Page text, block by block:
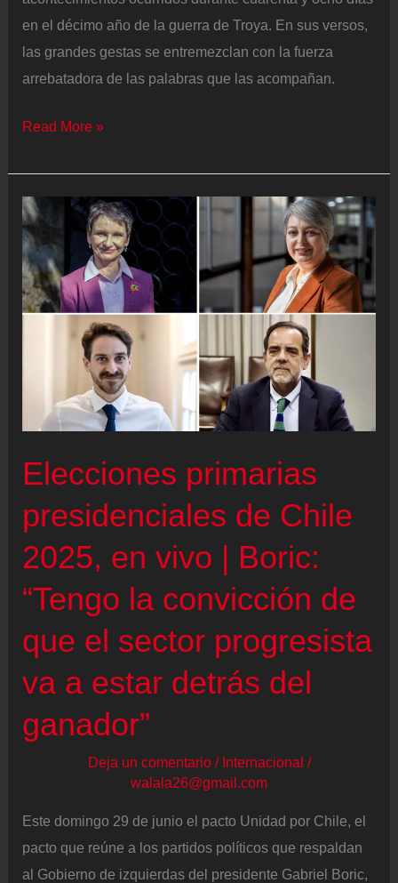
en el décimo año de la guerra de Troya. En sus versos,
las grandes gestas se entremezclan con la fuerza
arrebatadora de las palabras que las acompañan.
Ver
los
ojos
del
otro:
lecciones
desde
Read More »
Elecciones primarias
presidenciales de Chile
2025, en vivo | Boric:
“Tengo la convicción de
que el sector progresista
va a estar detrás del
ganador”
Deja un comentario / Internacional /
walala26@gmail.com
Este domingo 29 de junio el pacto Unidad por Chile, el
pacto que reúne a los partidos políticos que respaldan
al Gobierno de izquierdas del presidente Gabriel Boric,